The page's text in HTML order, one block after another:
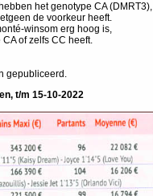
het genotype CA (DMRT3),
de voorkeur heeft.
winsom erg hoog is,
of zelfs CC heeft.
gepubliceerd.
t/m 15-10-2022